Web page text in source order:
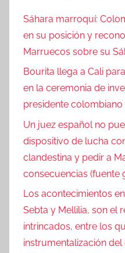
Sáhara marroquí:
en su posición y
Marruecos sobre su
Bourita llega a Cali
en la ceremonia de
presidente colombiano
Un juez español no
dispositivo de lucha
clandestina y pedir a
consecuencias (fuente
Los acontecimientos
Sebta y Mellilia, son el
intrincados, entre los
instrumentalización